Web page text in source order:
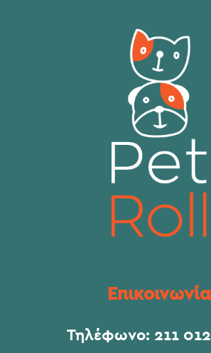
Επικοινωνία
Τηλέφωνο: 211